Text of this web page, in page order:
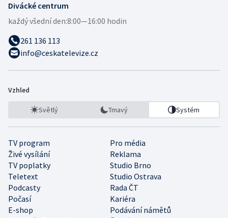
Divácké centrum
každý všední den:8:00—16:00 hodin
261 136 113
info@ceskatelevize.cz
Vzhled
Světlý Tmavý Systém
TV program
Pro média
Živé vysílání
Reklama
TV poplatky
Studio Brno
Teletext
Studio Ostrava
Podcasty
Rada ČT
Počasí
Kariéra
E-shop
Podávání námětů